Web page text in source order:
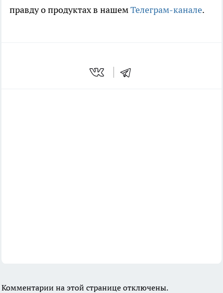
правду о продуктах в нашемТелеграм-канале.
Комментарии на этой странице отключены.